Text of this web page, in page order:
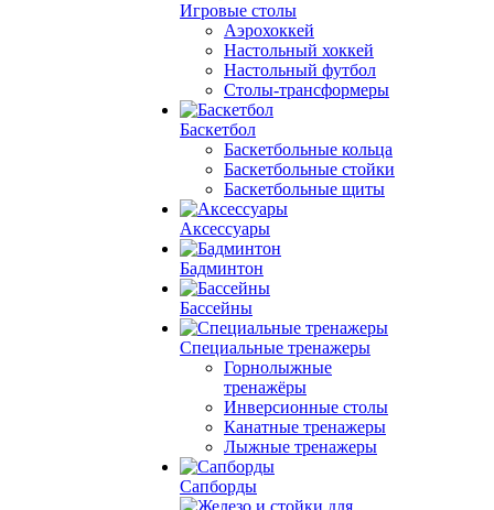
Игровые столы
Аэрохоккей
Настольный хоккей
Настольный футбол
Столы-трансформеры
Баскетбол
Баскетбольные кольца
Баскетбольные стойки
Баскетбольные щиты
Аксессуары
Бадминтон
Бассейны
Специальные тренажеры
Горнолыжные
тренажёры
Инверсионные столы
Канатные тренажеры
Лыжные тренажеры
Сапборды